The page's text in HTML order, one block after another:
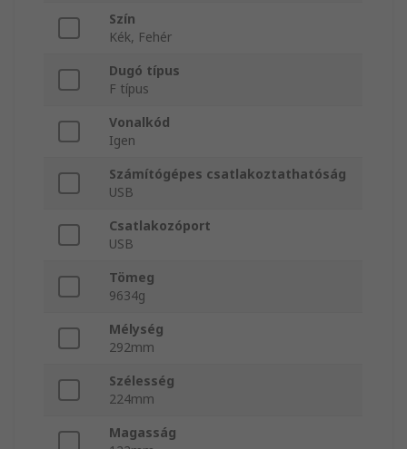
Szín
Kék, Fehér
Dugó típus
F típus
Vonalkód
Igen
Számítógépes csatlakoztathatóság
USB
Csatlakozóport
USB
Tömeg
9634g
Mélység
292mm
Szélesség
224mm
Magasság